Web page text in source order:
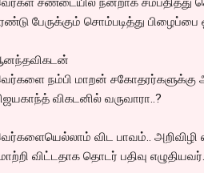
பேருக்கும் சொம்படித்து பிழைப்பை
நம்பி மாறன் சகோதரர்களுக்கு
விகடனில் வருவாரா..?
விட பாவம்..
விட்டதாக தொடர் பதிவு